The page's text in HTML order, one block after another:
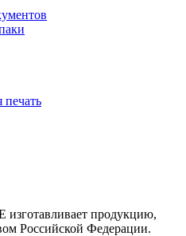
продукцию,
Российской Федерации.